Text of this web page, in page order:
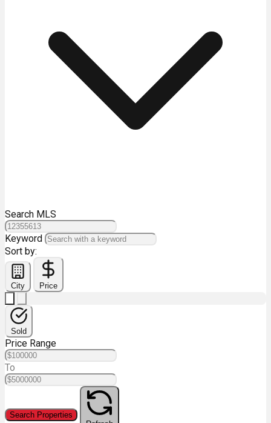
Search MLS
Keyword
Sort by:
City Price
Sold
Price Range
To
Search Properties